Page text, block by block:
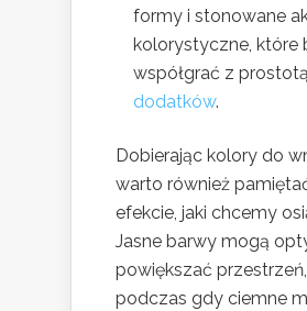
formy i stonowane
kolorystyczne, które
współgrać z
dodatków.
Dobierając kolory do
warto również
efekcie, jaki chcemy
Jasne barwy mogą
powiększać przestrzeń,
podczas gdy ciemne